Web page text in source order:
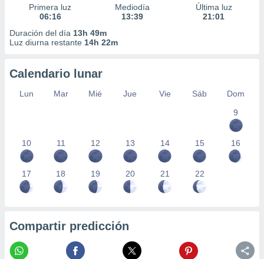
Primera luz
06:16
Mediodía
13:39
Última luz
21:01
Duración del día 13h 49m
Luz diurna restante 14h 22m
Calendario lunar
Lun Mar Mié Jue Vie Sáb
Dom
9
10 11 12 13 14 15 16
17 18 19 20 21 22
Compartir predicción